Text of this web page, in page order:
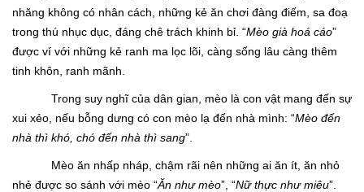
nhăng không có nhân cách, những kẻ ăn chơi đàng điếm, sa đoạ
trong thú nhục dục, đáng chê trách khinh bỉ. “Mèo già hoá cáo”
được ví với những kẻ ranh ma lọc lõi, càng sống lâu càng thêm
tinh khôn, ranh mãnh.
Trong suy nghĩ của dân gian, mèo là con vật mang đến sự
xui xẻo, nếu bỗng dưng có con mèo lạ đến nhà mình: “Mèo đến
nhà thì khó, chó đến nhà thì sang”.
Mèo ăn nhấp nháp, chậm rãi nên những ai ăn ít, ăn nhỏ
nhẻ được so sánh với mèo “Ăn như mèo”, “Nữ thực như miêu”.